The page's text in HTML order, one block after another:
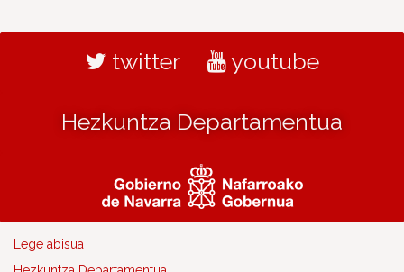
twitter youtube
Hezkuntza Departamentua
Lege abisua